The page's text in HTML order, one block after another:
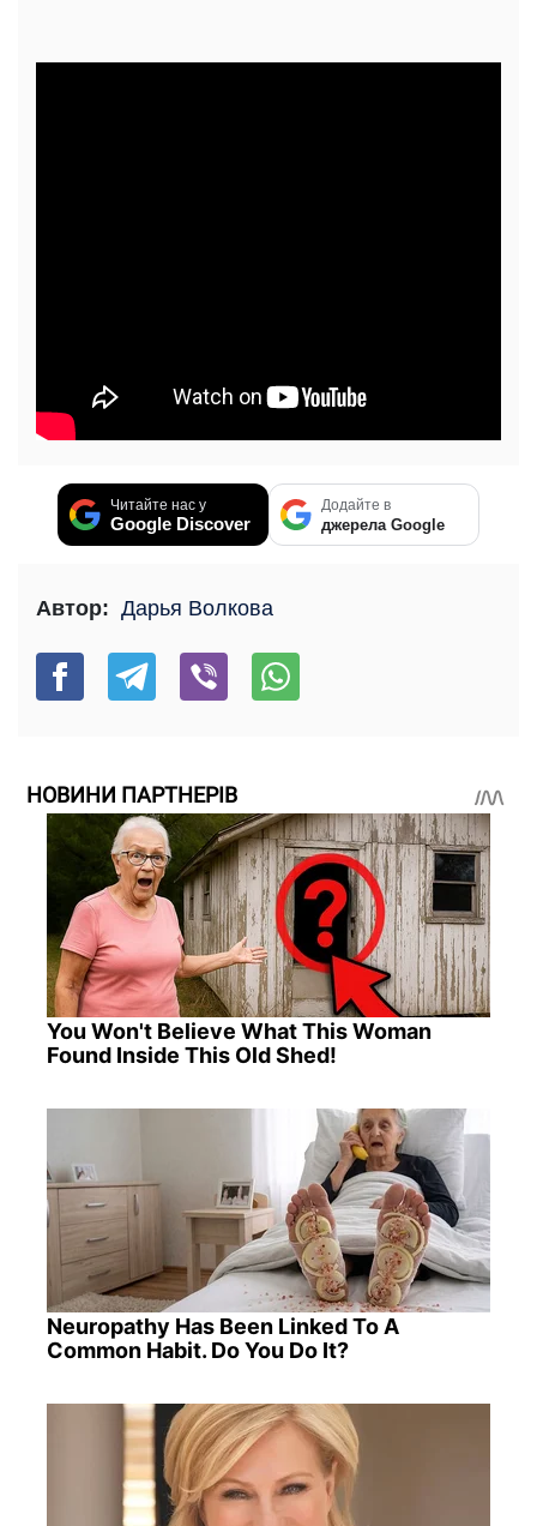
Читайте нас у
Google Discover
Додайте в
джерела Google
Автор: Дарья Волкова
НОВИНИ ПАРТНЕРІВ
You Won't Believe What This Woman
Found Inside This Old Shed!
Neuropathy Has Been Linked To A
Common Habit. Do You Do It?